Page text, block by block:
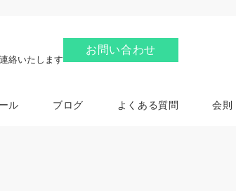
絡いたします
お問い合わせ
ル ブログ よくある質問 会則